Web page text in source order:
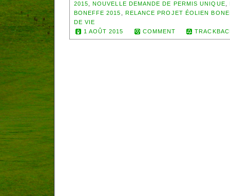
2015
NOUVELLE DEMANDE DE PERMIS UNIQUE
BONEFFE 2015
RELANCE PROJET ÉOLIEN
DE VIE
1 AOÛT 2015
COMMENT